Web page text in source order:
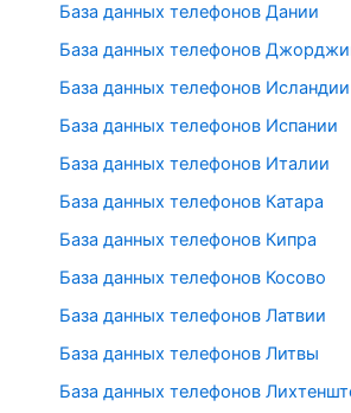
База данных телефонов Дании
База данных телефонов
База данных телефонов Исландии
База данных телефонов Испании
База данных телефонов Италии
База данных телефонов Катара
База данных телефонов Кипра
База данных телефонов Косово
База данных телефонов Латвии
База данных телефонов Литвы
База данных телефонов